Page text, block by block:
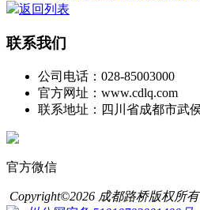
返回列表
联系我们
公司电话：028-85003000
官方网址：www.cdlq.com
联系地址：四川省成都市武
官方微信
Copyright©2026 成都路桥版权所有